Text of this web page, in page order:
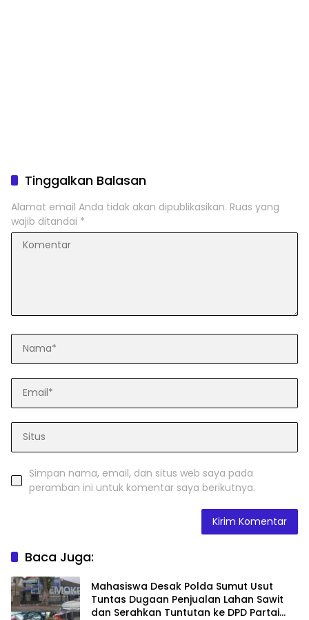
Tinggalkan Balasan
Alamat email Anda tidak akan dipublikasikan. Ruas yang
wajib ditandai *
Simpan nama, email, dan situs web saya pada
peramban ini untuk komentar saya berikutnya.
Baca Juga:
Mahasiswa Desak Polda Sumut Usut
Tuntas Dugaan Penjualan Lahan Sawit
dan Serahkan Tuntutan ke DPD Partai